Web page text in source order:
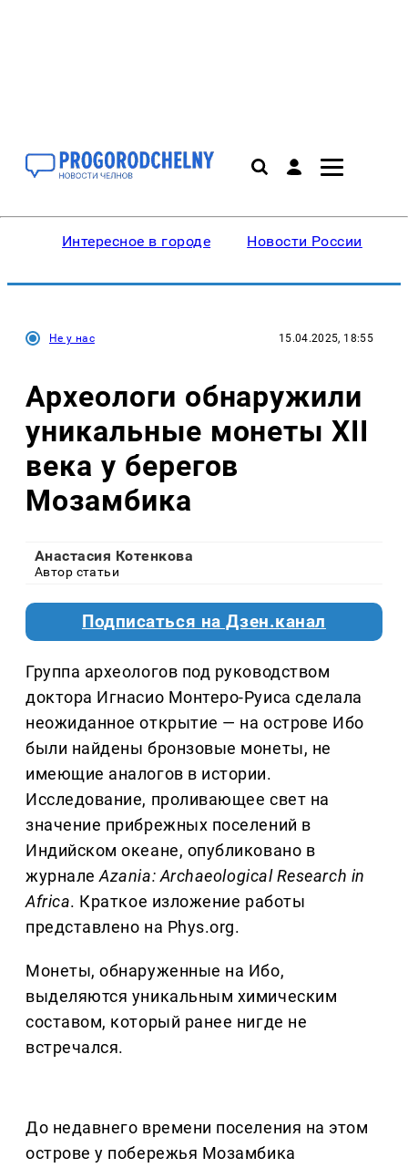
Интересное в городе Новости России
Не у нас 15.04.2025, 18:55
Археологи обнаружили
уникальные монеты XII
века у берегов
Мозамбика
Анастасия Котенкова
Автор статьи
Подписаться на Дзен.канал
Группа археологов под руководством
доктора Игнасио Монтеро-Руиса сделала
неожиданное открытие — на острове Ибо
были найдены бронзовые монеты, не
имеющие аналогов в истории.
Исследование, проливающее свет на
значение прибрежных поселений в
Индийском океане, опубликовано в
журналеAzania: Archaeological Research in
Africa. Краткое изложение работы
представлено на Phys.org.
Монеты, обнаруженные на Ибо,
выделяются уникальным химическим
составом, который ранее нигде не
встречался.
До недавнего времени поселения на этом
острове у побережья Мозамбика